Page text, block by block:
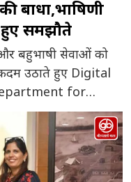
बाधा,भाषिणी
समझौते
बहुभाषी सेवाओं को
कदम उठाते हुए Digital
for
Trade ने एक
किए हैं। इस सहयोग का
से जुड़े डिजिटल